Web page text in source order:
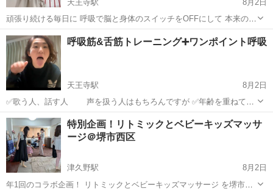
天王寺駅
8月2日
頑張り続ける毎日に 呼吸で脳と身体のスイッチをOFFにして 本来の力
を取り戻す呼吸法です。 OFFにできるから 必要な時に、自然とONに
なれる そのお手伝いをします。 こんな方におすすめ⬇️ ✅呼吸が浅いと
感じる、...
大阪 大阪市 天王寺駅 状態
呼吸筋&舌筋トレーニング➕ワンポイント呼吸
天王寺駅
8月2日
✅歌う人、話す人 声を扱う人はもちろんですが ✅年齢を重ねて、
身体の機能が気になる方 ✅普通に話しているのに、よく聞き返される
方 ✅息が思うように続かない方 ✅高い音が出しにくくなった方 必見👀
テレビで、ベテラン歌...
大阪 大阪市 天王寺駅 快眠
特別企画！リトミックとベビーキッズマッサ
ージ＠堺市西区
津久野駅
8月2日
年1回のコラボ企画！ リトミックとベビーキッズマッサージ を堺市西